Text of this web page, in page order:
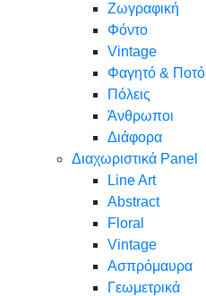
Ζωγραφική
Φόντο
Vintage
Φαγητό & Ποτό
Πόλεις
Άνθρωποι
Διάφορα
Διαχωριστικά Panel
Line Art
Abstract
Floral
Vintage
Ασπρόμαυρα
Γεωμετρικά